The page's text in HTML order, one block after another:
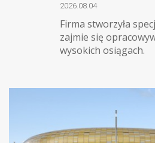
2026.08.04
Firma stworzyła
zajmie się
wysokich osiągach.